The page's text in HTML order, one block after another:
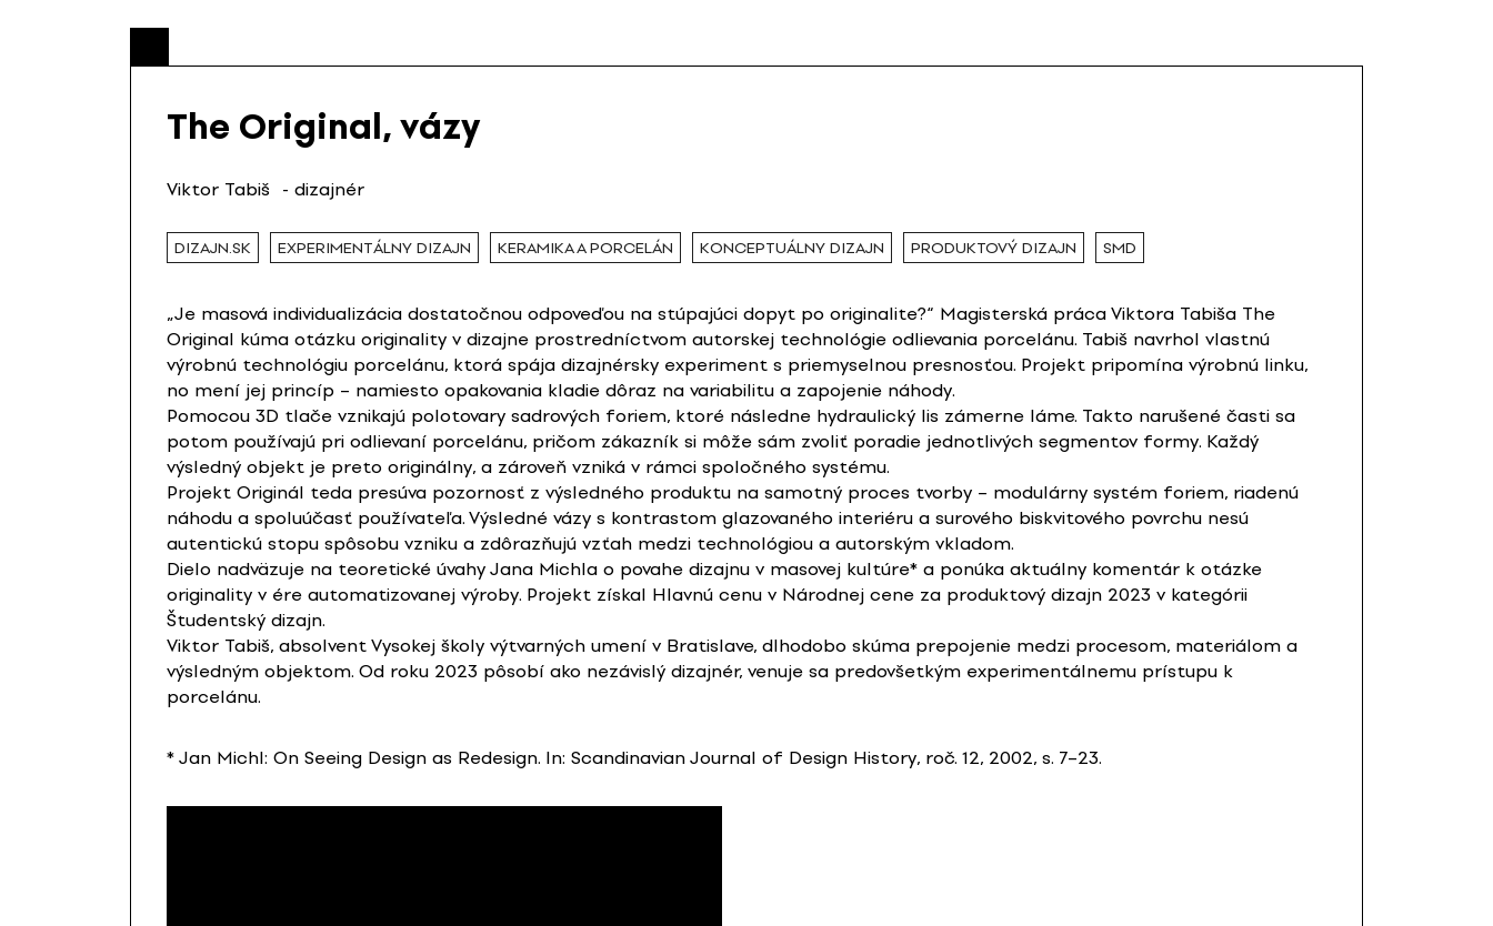
The Original, vázy
Viktor Tabiš - dizajnér
DIZAJN.SK EXPERIMENTÁLNY DIZAJN KERAMIKA A PORCELÁN KONCEPTUÁLNY DIZAJN PRODUKTOVÝ DIZAJN SMD
„Je masová individualizácia dostatočnou odpoveďou na stúpajúci dopyt po originalite?“ Magisterská práca Viktora Tabiša The
Original kúma otázku originality v dizajne prostredníctvom autorskej technológie odlievania porcelánu. Tabiš navrhol vlastnú
výrobnú technológiu porcelánu, ktorá spája dizajnérsky experiment s priemyselnou presnosťou. Projekt pripomína výrobnú linku,
no mení jej princíp – namiesto opakovania kladie dôraz na variabilitu a zapojenie náhody.
Pomocou 3D tlače vznikajú polotovary sadrových foriem, ktoré následne hydraulický lis zámerne láme. Takto narušené časti sa
potom používajú pri odlievaní porcelánu, pričom zákazník si môže sám zvoliť poradie jednotlivých segmentov formy. Každý
výsledný objekt je preto originálny, a zároveň vzniká v rámci spoločného systému.
Projekt Originál teda presúva pozornosť z výsledného produktu na samotný proces tvorby – modulárny systém foriem, riadenú
náhodu a spoluúčasť používateľa. Výsledné vázy s kontrastom glazovaného interiéru a surového biskvitového povrchu nesú
autentickú stopu spôsobu vzniku a zdôrazňujú vzťah medzi technológiou a autorským vkladom.
Dielo nadväzuje na teoretické úvahy Jana Michla o povahe dizajnu v masovej kultúre* a ponúka aktuálny komentár k otázke
originality v ére automatizovanej výroby. Projekt získal Hlavnú cenu v Národnej cene za produktový dizajn 2023 v kategórii
Študentský dizajn.
Viktor Tabiš, absolvent Vysokej školy výtvarných umení v Bratislave, dlhodobo skúma prepojenie medzi procesom, materiálom a
výsledným objektom. Od roku 2023 pôsobí ako nezávislý dizajnér, venuje sa predovšetkým experimentálnemu prístupu k
porcelánu.
* Jan Michl: On Seeing Design as Redesign. In: Scandinavian Journal of Design History, roč. 12, 2002, s. 7–23.